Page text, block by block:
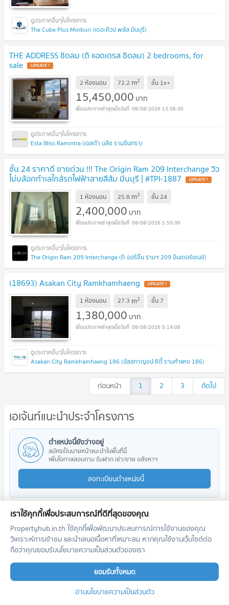
The Cube Plus Minburi (เดอะคิวบ์ พลัส มีนบุรี)
THE ADDRESS ชิดลม (ดิ แอดเดรส ชิดลม) 2 bedrooms, for
sale UPDATE !
2 ห้องนอน 72.2 m2 ชั้น 1x+
15,450,000 บาท
08/08/2026 13:06:00
Esta Bliss Ramintra (เอสต้า บลิซ รามอินทรา)
ชั้น 24 ราคาดี ขายด่วน !!! The Origin Ram 209 Interchange วิว
ไม่บล้อกทำเลใกล้รถไฟฟ้าสายสีส้ม มีนบุรี | #TPI-1887 UPDATE !
1 ห้องนอน 25.8 m2 ชั้น24
2,400,000 บาท
08/08/2026 5:50:00
The Origin Ram 209 Interchange (ดิ ออริจิ้น รามฯ 209 อินเตอร์เชนจ์)
(18693) Asakan City Ramkhamhaeng UPDATE !
1 ห้องนอน 27.3 m2 ชั้น 7
1,380,000 บาท
08/08/2026 5:19:08
Asakan City Ramkhamhaeng 186 (อัสสกาญจน์ ซิตี้ รามคำแหง 186)
ก่อนหน้า 1 2 3 ถัดไป
เอเจ้นท์แนะนำประจำโครงการ
ตำแหน่งนี้ยังว่างอยู่
สมัครเป็นนายหน้าแนะนำในพื้นที่นี้
เพิ่มโอกาสสอบถาม รับฝาก เช่า/ขาย อสังหาฯ
ลงทะเบียนตำแหน่งนี้
โครงการใกล้เคียง
เราใช้คุกกี้เพื่อประสบการณ์ที่ดีที่สุดของคุณ
Propertyhub.in.th ใช้คุกกี้เพื่อพัฒนาประสบการณ์การใช้งานของคุณ
วิเคราะห์การเข้าชม และนำเสนอเนื้อหาที่เหมาะสม หากคุณใช้งานเว็บไซต์ต่อ
ถือว่าคุณยอมรับนโยบายความเป็นส่วนตัวของเรา
ยอมรับทั้งหมด
อ่านนโยบายความเป็นส่วนตัว